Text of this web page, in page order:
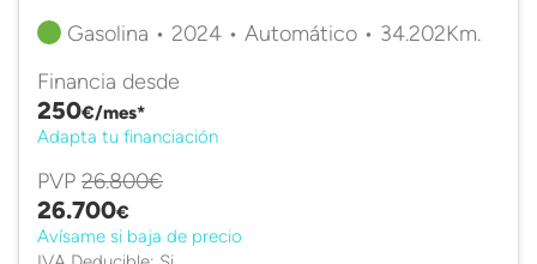
Gasolina • 2024 • Automático • 34.202Km.
Financia desde
250€/mes*
Adapta tu financiación
PVP 26.800€
26.700€
Avísame si baja de precio